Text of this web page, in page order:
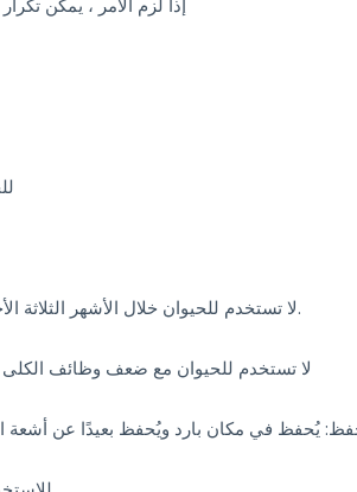
إذا لزم الأمر ، يمكن تكرار
–
– لا تستخدم للحيوان خلال الأشهر الثلاثة الأخيرة من الحمل.
– لا تستخدم للحيوان مع ضعف وظائف